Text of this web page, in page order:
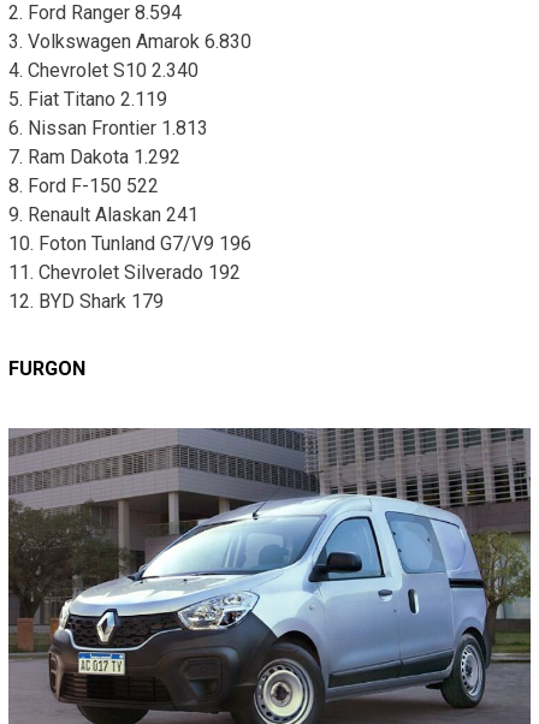
2. Ford Ranger 8.594
3. Volkswagen Amarok 6.830
4. Chevrolet S10 2.340
5. Fiat Titano 2.119
6. Nissan Frontier 1.813
7. Ram Dakota 1.292
8. Ford F-150 522
9. Renault Alaskan 241
10. Foton Tunland G7/V9 196
11. Chevrolet Silverado 192
12. BYD Shark 179
FURGON